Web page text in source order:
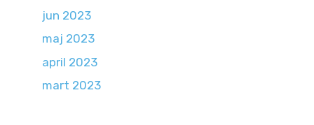
jun 2023
maj 2023
april 2023
mart 2023